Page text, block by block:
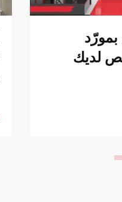
لديك